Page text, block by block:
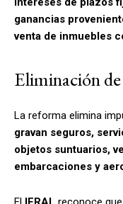
ganancias
venta de inmuebles
Eliminación
La reforma elimina
gravan seguros,
objetos suntuarios,
embarcaciones y